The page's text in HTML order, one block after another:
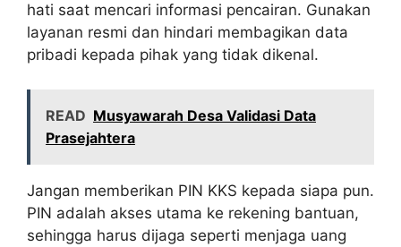
hati saat mencari informasi pencairan. Gunakan
layanan resmi dan hindari membagikan data
pribadi kepada pihak yang tidak dikenal.
READ Musyawarah Desa Validasi Data
Prasejahtera
Jangan memberikan PIN KKS kepada siapa pun.
PIN adalah akses utama ke rekening bantuan,
sehingga harus dijaga seperti menjaga uang